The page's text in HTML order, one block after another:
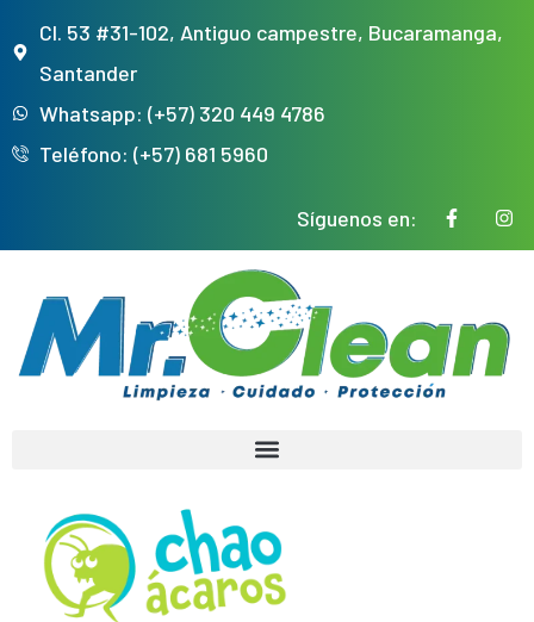
Cl. 53 #31-102, Antiguo campestre, Bucaramanga,
Santander
Whatsapp: (+57) 320 449 4786
Teléfono: (+57) 681 5960
Síguenos en: